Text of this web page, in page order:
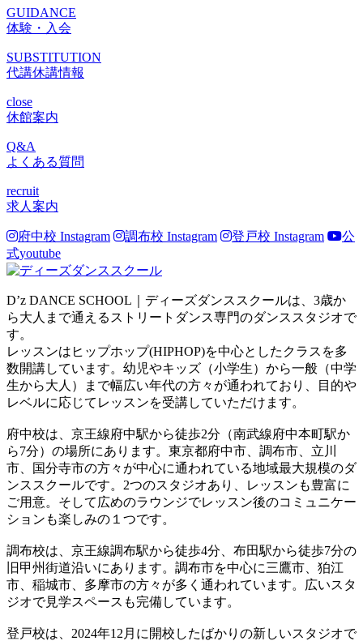
GUIDANCE
体験・入会
SUBSTITUTION
代講休講情報
close
休館案内
Q&A
よくある質問
recruit
求人案内
府中校 Instagram 調布校 Instagram 登戸校 Instagram
公
式youtube
D’z DANCE SCHOOL｜ディーズダンススクールは、3歳か
ら大人まで通えるストリートダンス専門のダンススタジオで
す。
レッスンはヒップホップ(HIPHOP)を中心としたクラスを多
数開講しています。幼児やキッズ（小学生）から一般（中学
生から大人）まで幅広い年代の方々が通われており、目的や
レベルに応じてレッスンを受講していただけます。
府中校は、京王線府中駅から徒歩2分（南武線府中本町駅か
ら7分）の場所にあります。東京都府中市、調布市、立川
市、国分寺市の方々が中心に通われている地域最大規模のダ
ンススクールです。2つのスタジオあり、レッスンも豊富に
ご用意。そして広めのラウンジでレッスン後のコミュニケー
ションも楽しみの１つです。
調布校は、京王線調布駅から徒歩4分、布田駅から徒歩7分の
旧甲州街道沿いにあります。調布市を中心に三鷹市、狛江
市、稲城市、多摩市の方々が多く通われています。広いスタ
ジオで見学スペースも完備しています。
登戸校は、2024年12月に開校したばかりの新しいスタジオで